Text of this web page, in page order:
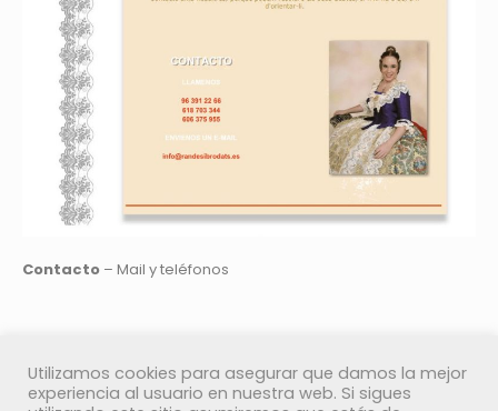
Contacto – Mail y teléfonos
Utilizamos cookies para asegurar que damos la mejor
experiencia al usuario en nuestra web. Si sigues